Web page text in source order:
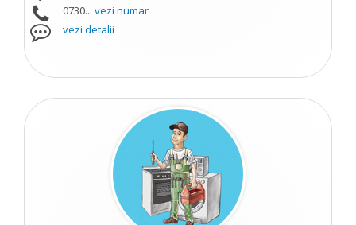
0730... vezi numar
vezi detalii